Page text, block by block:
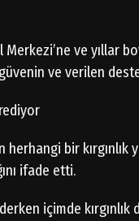
Merkezi’ne ve yıllar
ve verilen
bir kırgınlık
ifade etti.
içimde